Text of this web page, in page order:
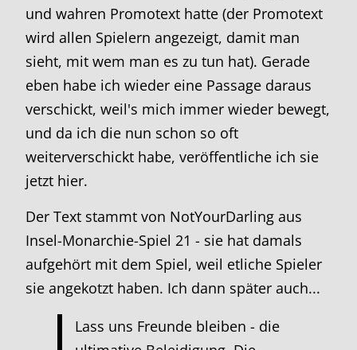
und wahren Promotext hatte (der Promotext
wird allen Spielern angezeigt, damit man
sieht, mit wem man es zu tun hat). Gerade
eben habe ich wieder eine Passage daraus
verschickt, weil's mich immer wieder bewegt,
und da ich die nun schon so oft
weiterverschickt habe, veröffentliche ich sie
jetzt hier.
Der Text stammt von NotYourDarling aus
Insel-Monarchie-Spiel 21 - sie hat damals
aufgehört mit dem Spiel, weil etliche Spieler
sie angekotzt haben. Ich dann später auch...
Lass uns Freunde bleiben - die